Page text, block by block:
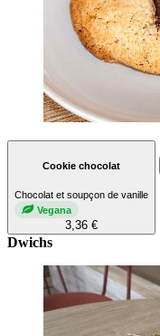
Cookie chocolat
Chocolat et soupçon de vanille
Vegana
3,36 €
Dwichs